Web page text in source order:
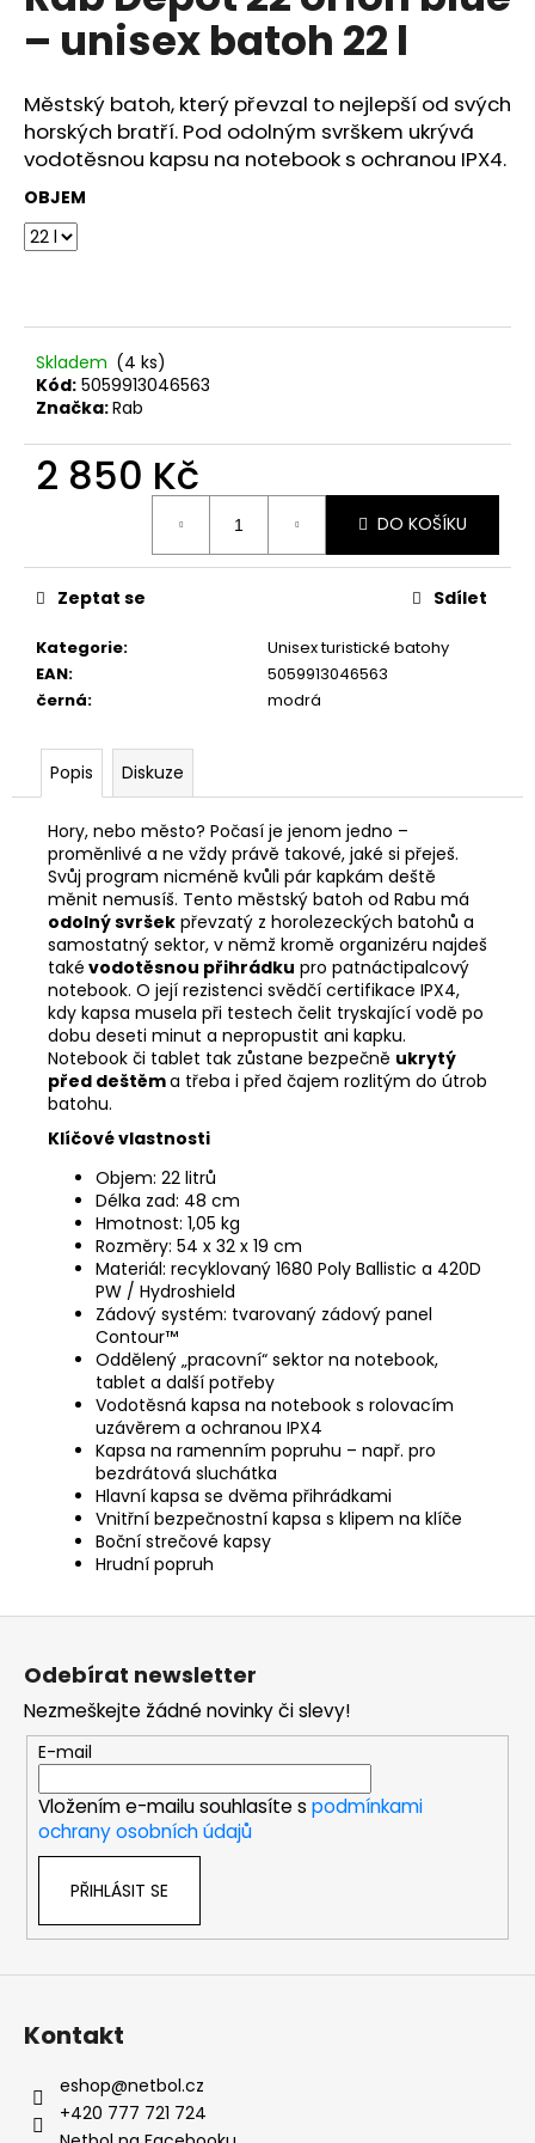
z
hvězdiček.
– unisex batoh 22 l
Městský batoh, který převzal to nejlepší od svých
horských bratří. Pod odolným svrškem ukrývá
vodotěsnou kapsu na notebook s ochranou IPX4.
OBJEM
Skladem (4 ks)
Kód: 5059913046563
Značka:Rab
2 850 Kč
DO KOŠÍKU
Kategorie:
Unisex turistické batohy
EAN:
5059913046563
černá: modrá
Zeptat se Sdílet
Popis Diskuze
Hory, nebo město? Počasí je jenom jedno –
proměnlivé a ne vždy právě takové, jaké si přeješ.
Svůj program nicméně kvůli pár kapkám deště
měnit nemusíš. Tento městský batoh od Rabu má
odolný svršek převzatý z horolezeckých batohů a
samostatný sektor, v němž kromě organizéru najdeš
také vodotěsnou přihrádku pro patnáctipalcový
notebook. O její rezistenci svědčí certifikace IPX4,
kdy kapsa musela při testech čelit tryskající vodě po
dobu deseti minut a nepropustit ani kapku.
Notebook či tablet tak zůstane bezpečně ukrytý
před deštěma třeba i před čajem rozlitým do útrob
batohu.
Klíčové vlastnosti
Objem: 22 litrů
Délka zad: 48 cm
Hmotnost: 1,05 kg
Rozměry: 54 x 32 x 19 cm
Materiál: recyklovaný 1680 Poly Ballistic a 420D
PW / Hydroshield
Zádový systém: tvarovaný zádový panel
Contour™
Oddělený „pracovní“ sektor na notebook,
tablet a další potřeby
Vodotěsná kapsa na notebook s rolovacím
uzávěrem a ochranou IPX4
Kapsa na ramenním popruhu – např. pro
bezdrátová sluchátka
Hlavní kapsa se dvěma přihrádkami
Vnitřní bezpečnostní kapsa s klipem na klíče
Boční strečové kapsy
Hrudní popruh
a
í
t
?
D
o
o
u
m
e
2411300
1
Kč
Z
Odebírat newsletter
Nezmeškejte žádné novinky či slevy!
E-mail
Vložením e-mailu souhlasíte s podmínkami
ochrany osobních údajů
PŘIHLÁSIT SE
Kontakt
eshop@netbol.cz
+420 777 721 724